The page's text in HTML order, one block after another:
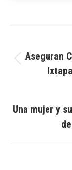
Aseguran
Una mujer y